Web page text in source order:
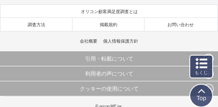
オリコン顧客満足度調査とは
調査方法 掲載規約 お問い合わせ
会社概要 個人情報保護方針
引用・転載について
当サイトで公開されている情報（文字、写真、イラスト、画像データ等）及びこれらの配置・
これらの情報を権利者の許可なく無断転載・複製などの二次利用を行うことは固く禁じており
利用者の声について
当サイトに掲載している内容はすべてサービスの利用者が提出された見解・感想です。
クッキーの使用について
このサイトでは Cookie を使用して、ユーザーに合わせたコンテンツや広告の表示、ソーシャル
もくじ
Top